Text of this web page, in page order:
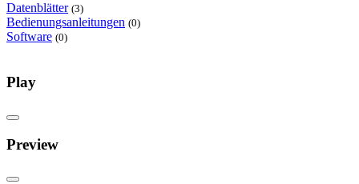
Datenblätter (3)
Bedienungsanleitungen (0)
Software (0)
Play
Preview